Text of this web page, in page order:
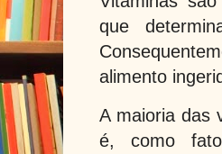
que
alimento
A maioria das
é, como